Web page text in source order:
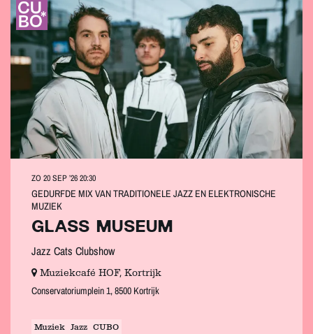
GLASS MUSEUM
Jazz Cats Clubshow
GEDURFDE MIX VAN TRADITIONELE JAZZ EN ELEKTRONISCHE
MUZIEK
ZO 20 SEP ’2620:30
Muziekcafé HOF, Kortrijk
Conservatoriumplein 1, 8500 Kortrijk
Muziek Jazz CUBO